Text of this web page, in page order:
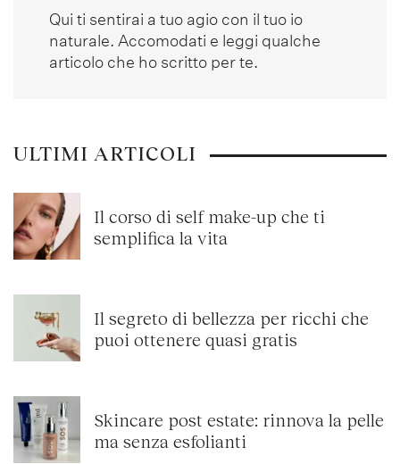
Qui ti sentirai a tuo agio con il tuo io
naturale. Accomodati e leggi qualche
articolo che ho scritto per te.
ULTIMI ARTICOLI
Il corso di self make-up che ti
semplifica la vita
Il segreto di bellezza per ricchi che
puoi ottenere quasi gratis
Skincare post estate: rinnova la pelle
ma senza esfolianti